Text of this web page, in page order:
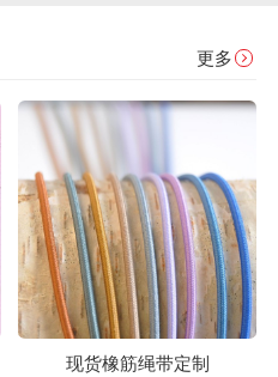
更多
现货橡筋绳带定制